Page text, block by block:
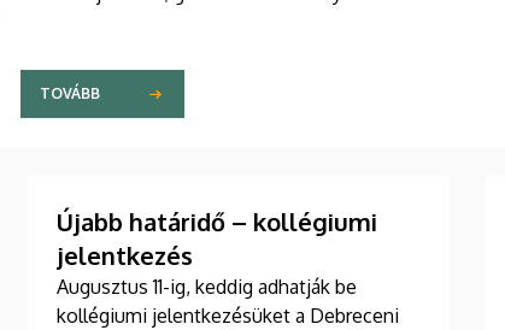
TOVÁBB
Újabb határidő – kollégiumi
jelentkezés
Augusztus 11-ig, keddig adhatják be
kollégiumi jelentkezésüket a Debreceni